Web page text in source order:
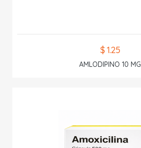
$ 1.25
AMLODIPINO 10 MG